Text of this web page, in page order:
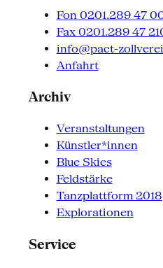
Fon 0201.289 47
Fax 0201.289 47
info@pact-
Anfahrt
Archiv
Veranstaltungen
Künstler*innen
Blue Skies
Feldstärke
Tanzplattform 2018
Explorationen
Service